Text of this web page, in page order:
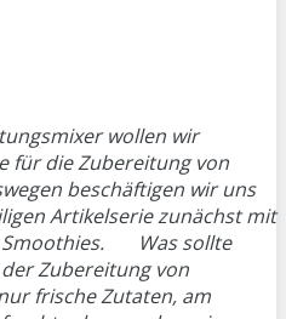
wollen wir
für die Zubereitung von
beschäftigen wir uns
Artikelserie zunächst mit
Smoothies. Was sollte
Zubereitung von
frische Zutaten, am